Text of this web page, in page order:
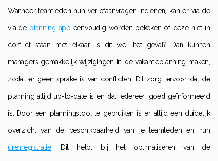
Wanneer teamleden hun verlofaanvragen indienen, kan er via de
via de planning app eenvoudig worden bekeken of deze niet in
conflict staan met elkaar. Is dit wel het geval? Dan kunnen
managers gemakkelijk wijzigingen in de vakantieplanning maken,
zodat er geen sprake is van conflicten. Dit zorgt ervoor dat de
planning altijd up-to-date is en dat iedereen goed geïnformeerd
is. Door een planningstool te gebruiken is er altijd een duidelijk
overzicht van de beschikbaarheid van je teamleden en hun
urenregistratie . Dit helpt bij het optimaliseren van de